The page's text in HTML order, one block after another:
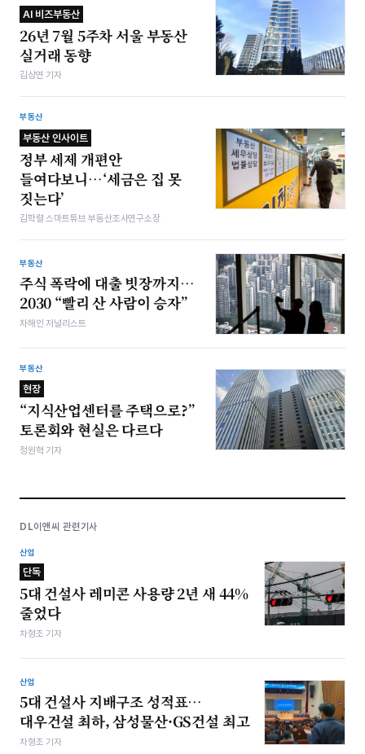
AI 비즈부동산
26년 7월 5주차 서울 부동산
실거래 동향
김상연 기자
부동산
부동산 인사이트
정부 세제 개편안
들여다보니…‘세금은 집 못
짓는다’
김학렬 스마트튜브 부동산조사연구소장
부동산
주식 폭락에 대출 빗장까지…
2030 “빨리 산 사람이 승자”
차해인 저널리스트
부동산
현장
“지식산업센터를 주택으로?”
토론회와 현실은 다르다
정원혁 기자
DL이앤씨 관련기사
산업
단독
5대 건설사 레미콘 사용량 2년 새 44%
줄었다
차형조 기자
산업
5대 건설사 지배구조 성적표…
대우건설 최하, 삼성물산·GS건설 최고
차형조 기자